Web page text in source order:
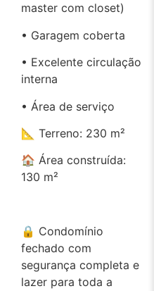
master com closet)
• Garagem coberta
• Excelente circulação
interna
• Área de serviço
📐 Terreno: 230 m²
🏠 Área construída:
130 m²
🔒 Condomínio
fechado com
segurança completa e
lazer para toda a